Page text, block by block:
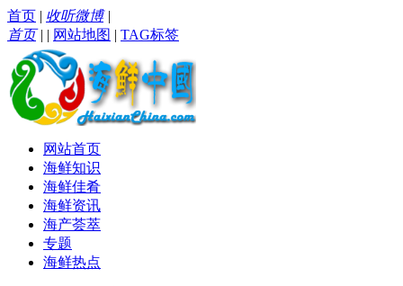
首页 | 收听微博|
首页| | 网站地图 | TAG标签
网站首页
海鲜知识
海鲜佳肴
海鲜资讯
海产荟萃
专题
海鲜热点